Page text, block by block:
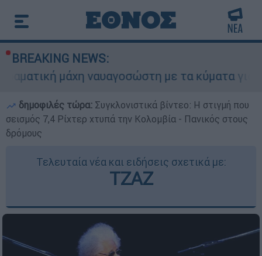
BREAKING NEWS:
ναυαγοσώστη με τα κύματα για να σώσει
δημοφιλές τώρα: Συγκλονιστικά βίντεο: Η στιγμή που
σεισμός 7,4 Ρίχτερ χτυπά την Κολομβία - Πανικός στους
δρόμους
Τελευταία νέα και ειδήσεις σχετικά με:
ΤΖΑΖ